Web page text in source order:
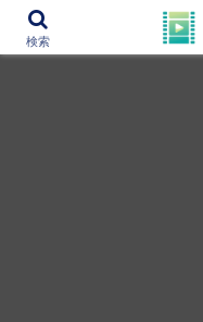
12000作品を紹介！
検索